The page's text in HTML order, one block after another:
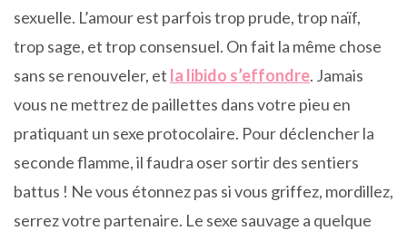
sexuelle. L’amour est parfois trop prude, trop naïf,
trop sage, et trop consensuel. On fait la même chose
sans se renouveler, et la libido s’effondre. Jamais
vous ne mettrez de paillettes dans votre pieu en
pratiquant un sexe protocolaire. Pour déclencher la
seconde flamme, il faudra oser sortir des sentiers
battus ! Ne vous étonnez pas si vous griffez, mordillez,
serrez votre partenaire. Le sexe sauvage a quelque